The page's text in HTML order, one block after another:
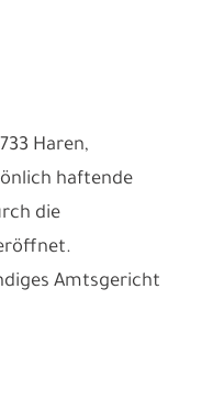
Haren,
haftende
die
Amtsgericht